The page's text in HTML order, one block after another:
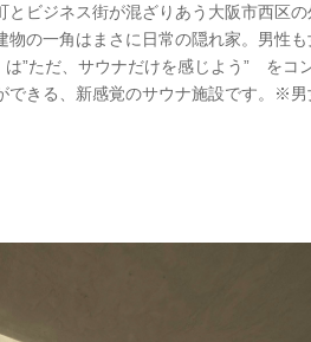
とビジネス街が混ざりあう大阪市西区
物の一角はまさに日常の隠れ家。男性
は”ただ、サウナだけを感じよう” をコ
できる、新感覚のサウナ施設です。※